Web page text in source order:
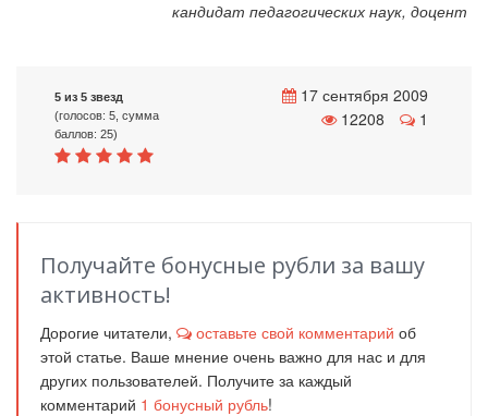
кандидат педагогических наук, доцент
5 из 5 звезд
(голосов: 5, сумма
баллов: 25)
17 сентября 2009
12208
1
Получайте бонусные рубли за вашу
активность!
Дорогие читатели, оставьте свой комментарий об
этой статье. Ваше мнение очень важно для нас и для
других пользователей. Получите за каждый
комментарий 1 бонусный рубль!